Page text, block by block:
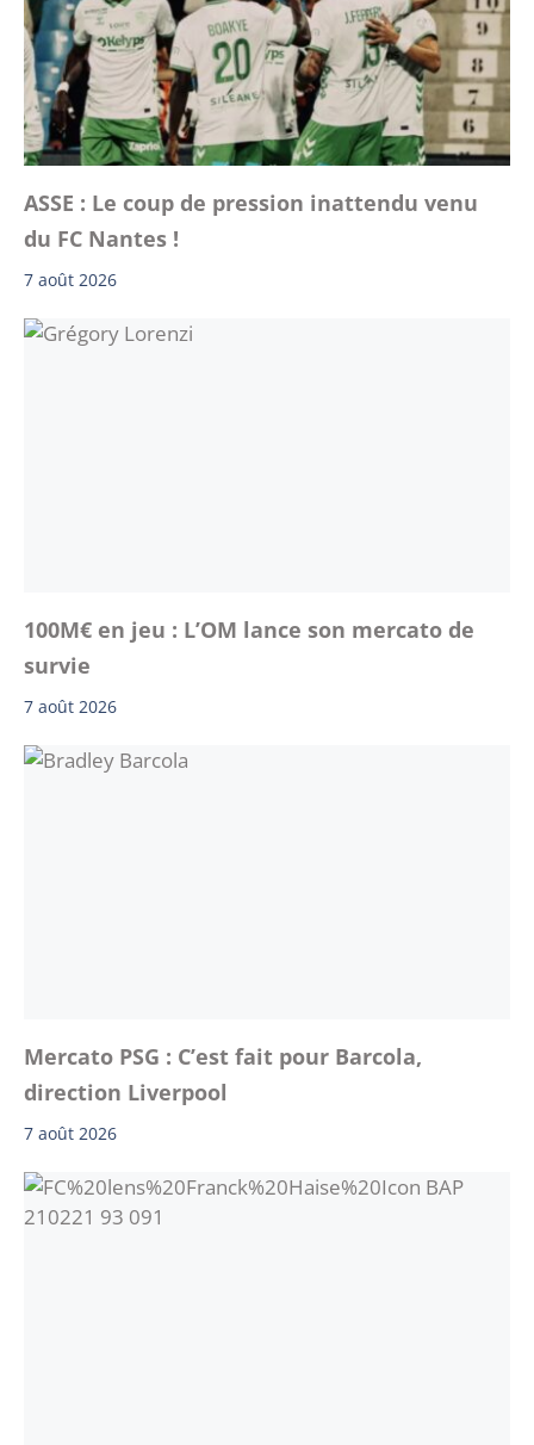
ASSE : Le coup de pression inattendu venu
du FC Nantes !
7 août 2026
100M€ en jeu : L’OM lance son mercato de
survie
7 août 2026
Mercato PSG : C’est fait pour Barcola,
direction Liverpool
7 août 2026